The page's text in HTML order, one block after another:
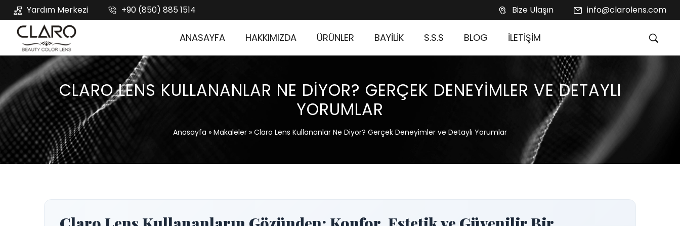
Yardım Merkezi +90 (850) 885 1514 Bize Ulaşın info@clarolens.com
ANASAYFA HAKKIMIZDA ÜRÜNLER BAYİLİK S.S.S BLOG İLETİŞİM
CLARO LENS KULLANANLAR NE DIYOR? GERÇEK DENEYIMLER VE DETAYLI
YORUMLAR
Anasayfa » Makaleler » Claro Lens Kullananlar Ne Diyor? Gerçek Deneyimler ve Detaylı Yorumlar